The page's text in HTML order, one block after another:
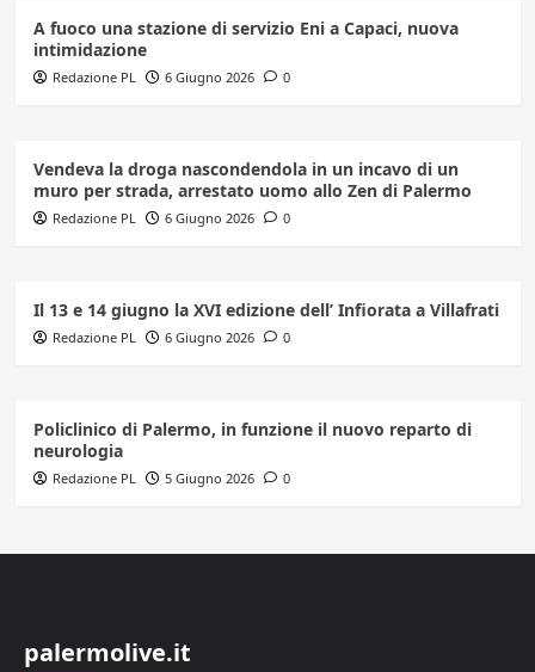
A fuoco una stazione di servizio Eni a Capaci, nuova
intimidazione
Redazione PL 6 Giugno 2026 0
Vendeva la droga nascondendola in un incavo di un
muro per strada, arrestato uomo allo Zen di Palermo
Redazione PL 6 Giugno 2026 0
Il 13 e 14 giugno la XVI edizione dell’ Infiorata a Villafrati
Redazione PL 6 Giugno 2026 0
Policlinico di Palermo, in funzione il nuovo reparto di
neurologia
Redazione PL 5 Giugno 2026 0
palermolive.it